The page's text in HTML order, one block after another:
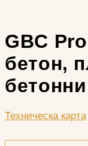
GBC
бетон,
Техническа карта